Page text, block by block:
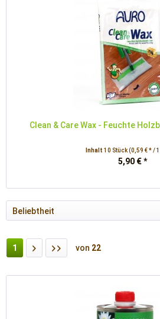
Clean & Care Wax - Feuchte
Inhalt 10 Stück(0,59 € * /
5,90 € *
1 von 22